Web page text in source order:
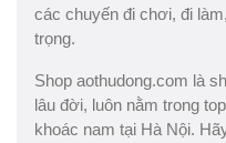
các chuyến đi chơi, đi
trọng.
Shop aothudong.com là
lâu đời, luôn nằm trong
khoác nam tại Hà Nội.